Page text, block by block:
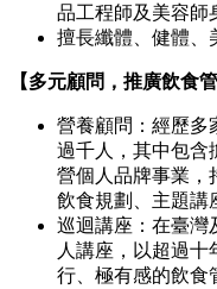
品工程師及美容師
擅長纖體、健體、
【多元顧問，推廣飲食管
營養顧問：經歷多
過千人，其中包含
營個人品牌事業，
飲食規劃、主題講
巡迴講座：在臺灣
人講座，以超過
行、極有感的飲食